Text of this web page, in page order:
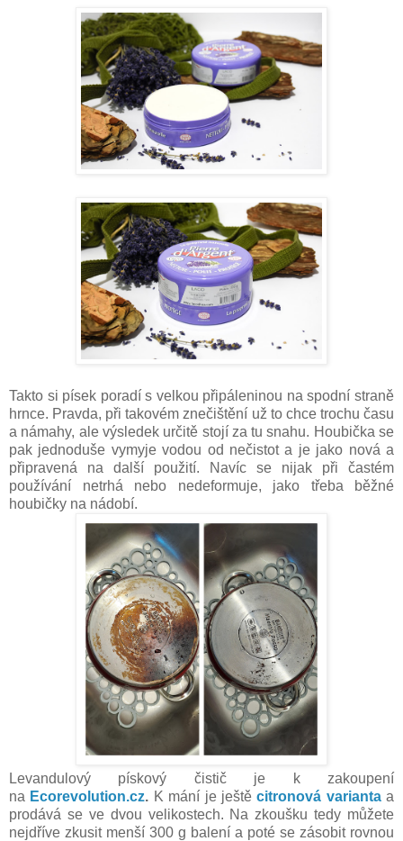
Takto si písek poradí s velkou připáleninou na spodní straně
hrnce. Pravda, při takovém znečištění už to chce trochu času
a námahy, ale výsledek určitě stojí za tu snahu. Houbička se
pak jednoduše vymyje vodou od nečistot a je jako nová a
připravená na další použití. Navíc se nijak při častém
používání netrhá nebo nedeformuje, jako třeba běžné
houbičky na nádobí.
Levandulový pískový čistič je k zakoupení
na Ecorevolution.cz. K mání je ještěcitronová variantaa
prodává se ve dvou velikostech. Na zkoušku tedy můžete
nejdříve zkusit menší 300 g balení a poté se zásobit rovnou